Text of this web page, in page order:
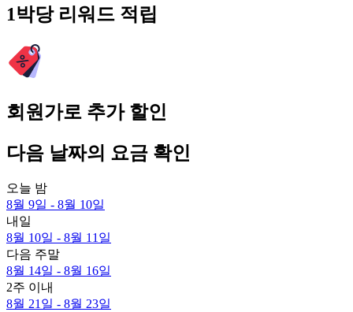
1박당 리워드 적립
회원가로 추가 할인
다음 날짜의 요금 확인
오늘 밤
8월 9일 - 8월 10일
내일
8월 10일 - 8월 11일
다음 주말
8월 14일 - 8월 16일
2주 이내
8월 21일 - 8월 23일